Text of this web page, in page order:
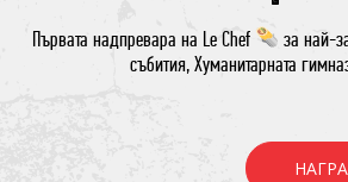
Първата надпревара на Le Chef
за най-
събития, Хуманитарната